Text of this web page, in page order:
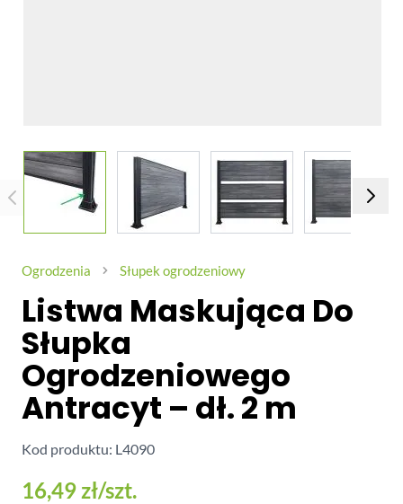
View larger imageView larger imageView larger imageView
Ogrodzenia Słupek ogrodzeniowy
Listwa Maskująca Do
Słupka
Ogrodzeniowego
Antracyt – dł. 2 m
Kod produktu: L4090
16,49 zł/szt.